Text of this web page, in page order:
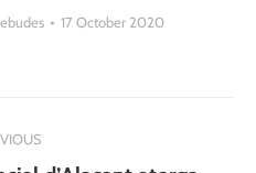
17 October 2020